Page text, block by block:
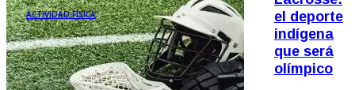
ACTIVIDAD FÍSICA
el deporte
indígena
que será
olímpico